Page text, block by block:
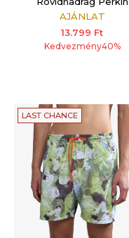
AJÁNLAT
13.799 Ft
Kedvezmény40%
LAST CHANCE